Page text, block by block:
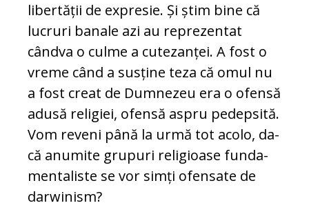
libertății de expresie. Și știm bi­ne că
lucruri banale azi au reprezentat
cândva o culme a cutezanței. A fost o
vreme când a susține teza că omul nu
a fost creat de Dumnezeu era o ofensă
adusă religiei, ofensă aspru pedepsită.
Vom reveni până la urmă tot acolo, da­
că anumite grupuri religioase fun­da­
men­taliste se vor simți ofensate de
dar­winism?